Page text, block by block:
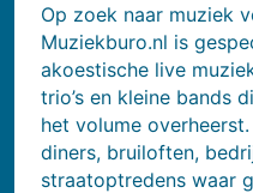
Op zoek naar muziek
Muziekburo.nl is
akoestische live
trio’s en kleine bands
het volume
diners, bruiloften,
straatoptredens waar